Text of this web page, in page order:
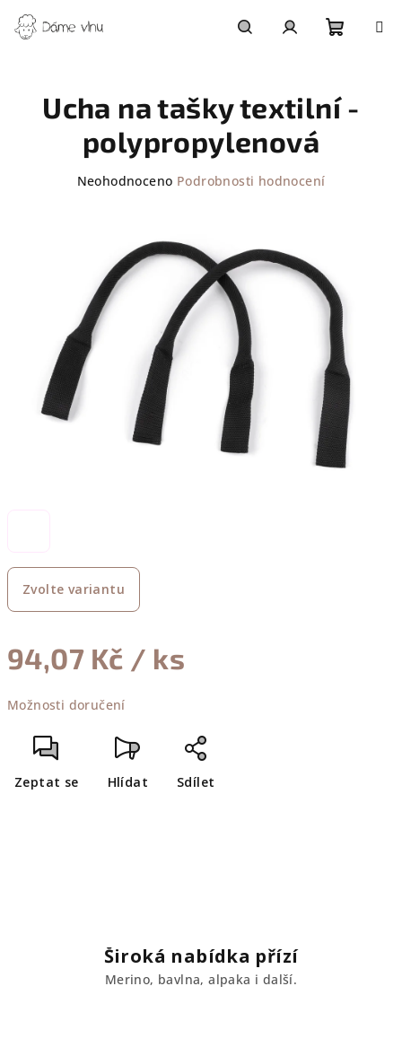
na
obsah
košík
Zvolte variantu
94,07 Kč / ks
cena:
Možnosti doručení
Zeptat se Hlídat Sdílet
Ucha na tašky textilní -
polypropylenová
Průměrné
hvězdiček.
Neohodnoceno Podrobnosti hodnocení
Široká nabídka přízí
Merino, bavlna, alpaka i další.